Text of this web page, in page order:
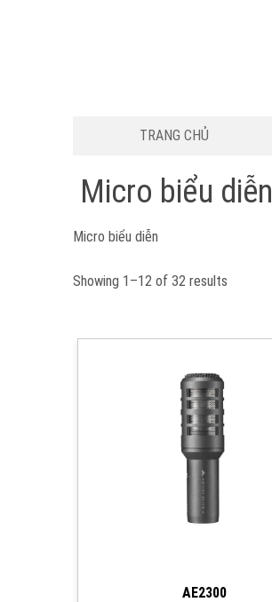
TRANG CHỦ
Micro biểu diễn
Micro biểu diễn
Showing 1–12 of 32 results
AE2300